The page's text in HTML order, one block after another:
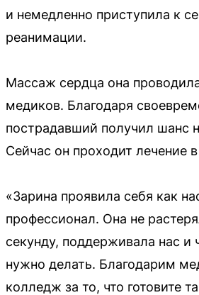
и немедленно приступила к
реанимации.
Массаж сердца она
медиков. Благодаря
пострадавший получил шанс
Сейчас он проходит лечение
«Зарина проявила себя как
профессионал. Она не
секунду, поддерживала нас и
нужно делать. Благодарим
колледж за то, что готовите